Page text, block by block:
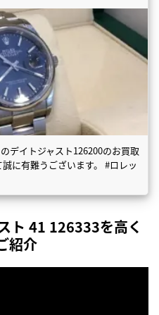
デイトジャスト126200のお買取
に有難うございます。 #ロレッ
ト 41 126333を高く
紹介